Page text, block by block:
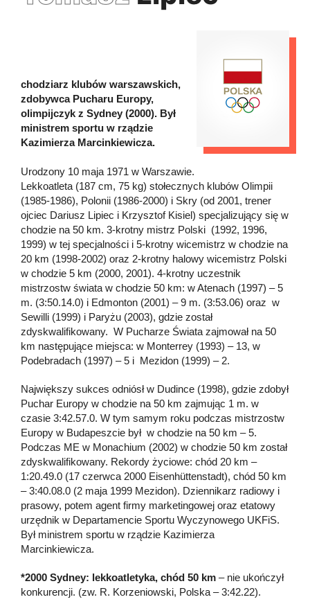
chodziarz klubów warszawskich,
zdobywca Pucharu Europy,
olimpijczyk z Sydney (2000). Był
ministrem sportu w rządzie
Kazimierza Marcinkiewicza.
Urodzony 10 maja 1971 w Warszawie.
Lekkoatleta (187 cm, 75 kg) stołecznych klubów Olimpii
(1985-1986), Polonii (1986-2000) i Skry (od 2001, trener
ojciec Dariusz Lipiec i Krzysztof Kisiel) specjalizujący się w
chodzie na 50 km. 3-krotny mistrz Polski (1992, 1996,
1999) w tej specjalności i 5-krotny wicemistrz w chodzie na
20 km (1998-2002) oraz 2-krotny halowy wicemistrz Polski
w chodzie 5 km (2000, 2001). 4-krotny uczestnik
mistrzostw świata w chodzie 50 km: w Atenach (1997) – 5
m. (3:50.14.0) i Edmonton (2001) – 9 m. (3:53.06) oraz w
Sewilli (1999) i Paryżu (2003), gdzie został
zdyskwalifikowany. W Pucharze Świata zajmował na 50
km następujące miejsca: w Monterrey (1993) – 13, w
Podebradach (1997) – 5 i Mezidon (1999) – 2.
Największy sukces odniósł w Dudince (1998), gdzie zdobył
Puchar Europy w chodzie na 50 km zajmując 1 m. w
czasie 3:42.57.0. W tym samym roku podczas mistrzostw
Europy w Budapeszcie był w chodzie na 50 km – 5.
Podczas ME w Monachium (2002) w chodzie 50 km został
zdyskwalifikowany. Rekordy życiowe: chód 20 km –
1:20.49.0 (17 czerwca 2000 Eisenhüttenstadt), chód 50 km
– 3:40.08.0 (2 maja 1999 Mezidon). Dziennikarz radiowy i
prasowy, potem agent firmy marketingowej oraz etatowy
urzędnik w Departamencie Sportu Wyczynowego UKFiS.
Był ministrem sportu w rządzie Kazimierza
Marcinkiewicza.
*2000 Sydney: lekkoatletyka, chód 50 km – nie ukończył
konkurencji. (zw. R. Korzeniowski, Polska – 3:42.22).